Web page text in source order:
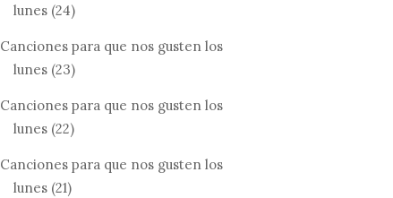
lunes (24)
Canciones para que nos gusten los
lunes (23)
Canciones para que nos gusten los
lunes (22)
Canciones para que nos gusten los
lunes (21)